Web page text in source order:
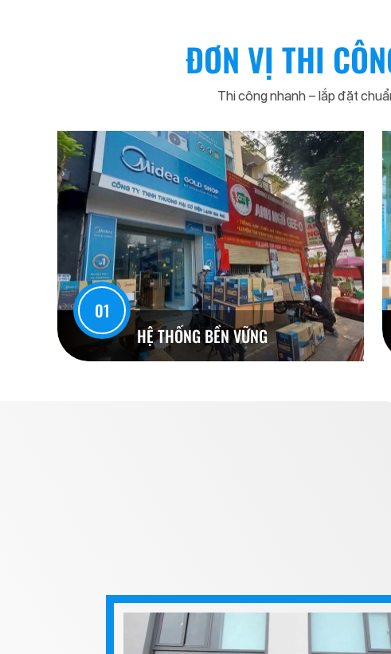
ĐƠN VỊ THI
Thi công nhanh – lắp đặt
01
HỆ THỐNG BỀN VỮNG